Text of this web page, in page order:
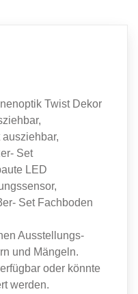
Twist Dekor
Set
LED
Set Fachboden
Ausstellungs-
und Mängeln.
oder könnte
werden.